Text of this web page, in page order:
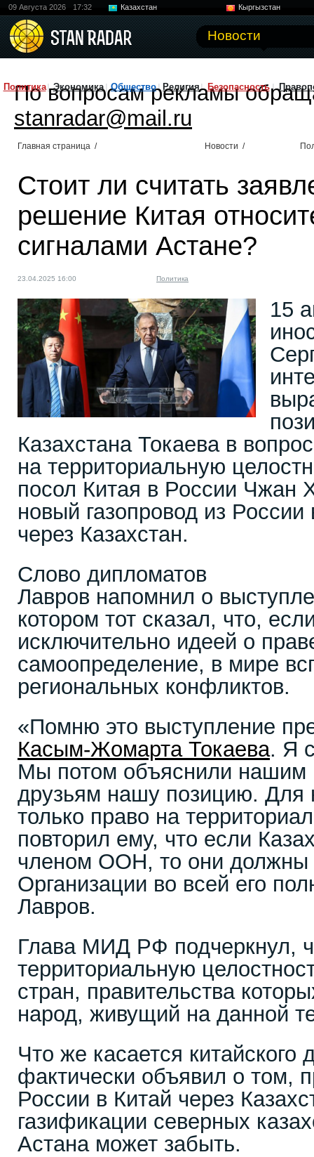
09 Августа 2026 17:32 Казахстан
Кыргызстан
Новости
Политика Экономика Общество Религия Безопасность
По вопросам рекламы
stanradar@mail.ru
Главная страница / Новости /
Стоит ли считать
решение Китая
сигналами Астане?
23.04.2025 16:00 Политика
15
Казахстана Токаева в
на территориальную
посол Китая в России Чжан
новый газопровод из
через Казахстан.
Слово дипломатов
Лавров напомнил о
котором тот сказал, что,
исключительно идеей о
самоопределение, в мире
региональных конфликтов.
«Помню это выступление
Касым-Жомарта Токаева. Я
Мы потом объяснили нашим
друзьям нашу позицию. Для
только право на
повторил ему, что если
членом ООН, то они должны
Организации во всей его
Лавров.
Глава МИД РФ подчеркнул,
территориальную
стран, правительства
народ, живущий на данной
Что же касается китайского
фактически объявил о том,
России в Китай через
газификации северных
Астана может забыть.